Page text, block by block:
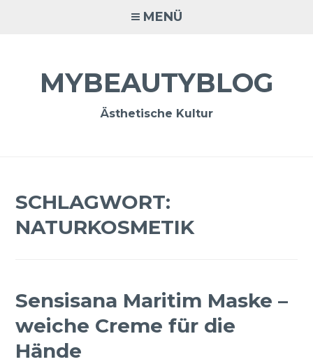
MENÜ
MYBEAUTYBLOG
Ästhetische Kultur
SCHLAGWORT:
NATURKOSMETIK
Sensisana Maritim Maske –
weiche Creme für die
Hände